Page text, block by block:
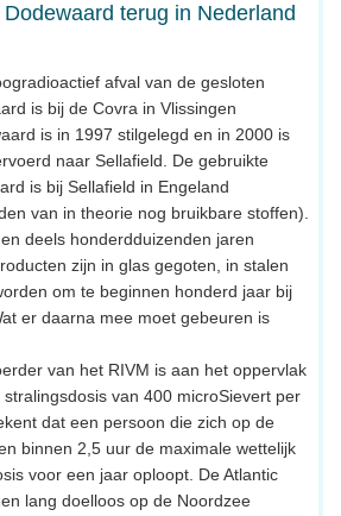
terug in Nederland
afval van de gesloten
is bij de Covra in Vlissingen
is in 1997 stilgelegd en in 2000 is
naar Sellafield. De gebruikte
is bij Sellafield in Engeland
van in theorie nog bruikbare stoffen).
deels honderdduizenden jaren
zijn in glas gegoten, in stalen
om te beginnen honderd jaar bij
er daarna mee moet gebeuren is
van het RIVM is aan het oppervlak
van 400 microSievert per
dat een persoon die zich op de
binnen 2,5 uur de maximale wettelijk
voor een jaar oploopt. De Atlantic
lang doelloos op de Noordzee